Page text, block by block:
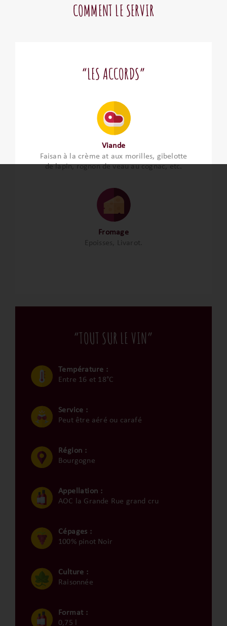
COMMENT LE SERVIR
“LES ACCORDS”
Viande
Faisan à la crème at aux morilles, gibelotte
de lapin, rognon de veau au cognac, etc.
Fromage
Epoisses, Livarot.
“TOUT SUR LE VIN”
Température :
Entre 16 et 18°C
Service :
Peut être aéré ou carafé
Région :
Bourgogne
Appellation :
AOC la Grande Rue grand cru
Cépages :
100% pinot Noir
Culture :
Raisonnée
Format :
0,75 l